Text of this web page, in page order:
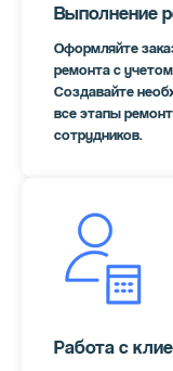
Выполнение
Оформляйте
ремонта с
Создавайте
все этапы
сотрудников.
Работа с